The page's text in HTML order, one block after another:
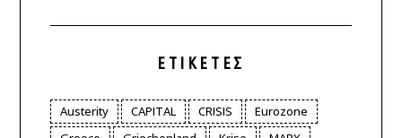
ΕΤΙΚΈΤΕΣ
Austerity CAPITAL CRISIS
Eurozone